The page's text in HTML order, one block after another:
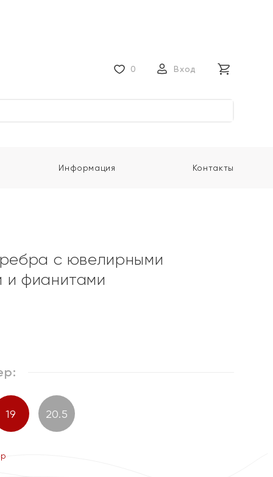
0 Вход
Информация Контакты
с ювелирными
и фианитами
19 20.5